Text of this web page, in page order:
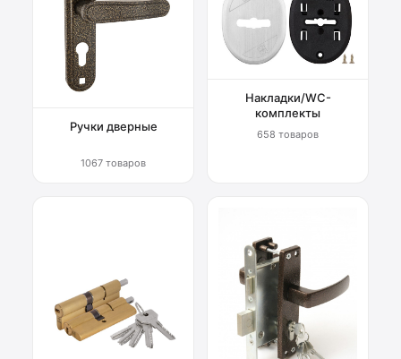
Ручки дверные
1067 товаров
Накладки/WC-
комплекты
658 товаров